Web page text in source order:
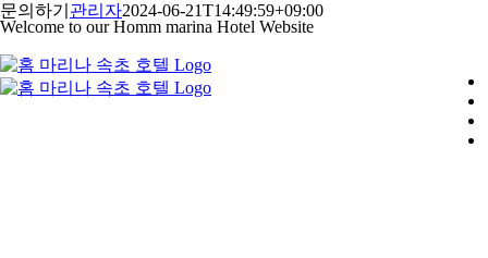
콘
텐
츠
로
건
Welcome to our Homm marina Hotel Website
문의하기 관리자2024-06-21T14:49:59+09:00